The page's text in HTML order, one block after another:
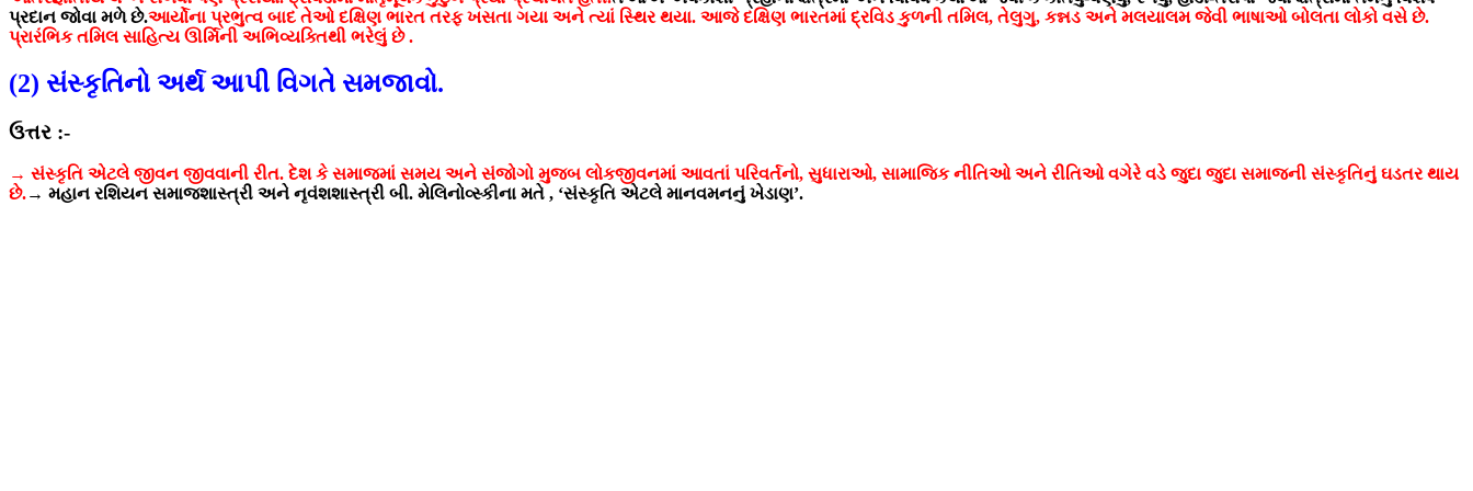
પ્રદાન જોવા મળે છે.આર્યોના પ્રભુત્વ બાદ તેઓ દક્ષિણ ભારત તરફ ખસતા ગયા અને ત્યાં સ્થિર થયા. આજે દક્ષિણ ભારતમાં દ્રવિડ કુળની તમિલ, તેલુગુ, કન્નડ અને મલયાલમ જેવી ભાષાઓ બોલતા લોકો વસે છે.
પ્રારંભિક તમિલ સાહિત્ય ઊર્મિની અભિવ્યક્તિથી ભરેલું છે .
(2) સંસ્કૃતિનો અર્થ આપી વિગતે સમજાવો.
ઉત્તર :-
→ સંસ્કૃતિ એટલે જીવન જીવવાની રીત. દેશ કે સમાજમાં સમય અને સંજોગો મુજબ લોકજીવનમાં આવતાં પરિવર્તનો, સુધારાઓ, સામાજિક નીતિઓ અને રીતિઓ વગેરે વડે જુદા જુદા સમાજની સંસ્કૃતિનું ઘડતર થાય
છે.→ મહાન રશિયન સમાજશાસ્ત્રી અને નૃવંશશાસ્ત્રી બી. મેલિનોવ્સ્કીના મતે , ‘સંસ્કૃતિ એટલે માનવમનનું ખેડાણ’.